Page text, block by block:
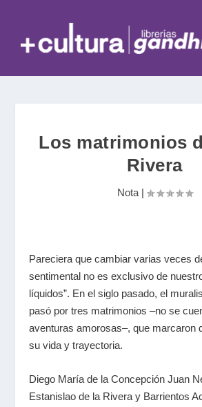
Los matrimonios
Rivera
Nota|
Pareciera que cambiar varias veces
sentimental no es exclusivo de
líquidos”. En el siglo pasado, el
pasó por tres matrimonios –no se
aventuras amorosas–, que marcaron
su vida y trayectoria.
Diego María de la Concepción Juan
Estanislao de la Rivera y Barrientos